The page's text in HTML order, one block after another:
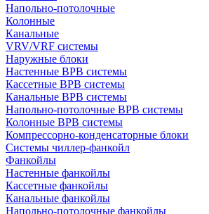
Напольно-потолочные
Колонные
Канальные
VRV/VRF системы
Наружные блоки
Настенные ВРВ системы
Кассетные ВРВ системы
Канальные ВРВ системы
Напольно-потолочные ВРВ системы
Колонные ВРВ системы
Компрессорно-конденсаторные блоки
Системы чиллер-фанкойл
Фанкойлы
Настенные фанкойлы
Кассетные фанкойлы
Канальные фанкойлы
Напольно-потолочные фанкойлы